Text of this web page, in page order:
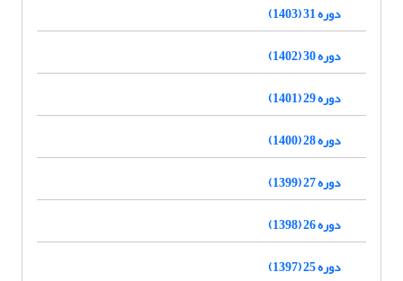
دوره 31 (1403)
دوره 30 (1402)
دوره 29 (1401)
دوره 28 (1400)
دوره 27 (1399)
دوره 26 (1398)
دوره 25 (1397)